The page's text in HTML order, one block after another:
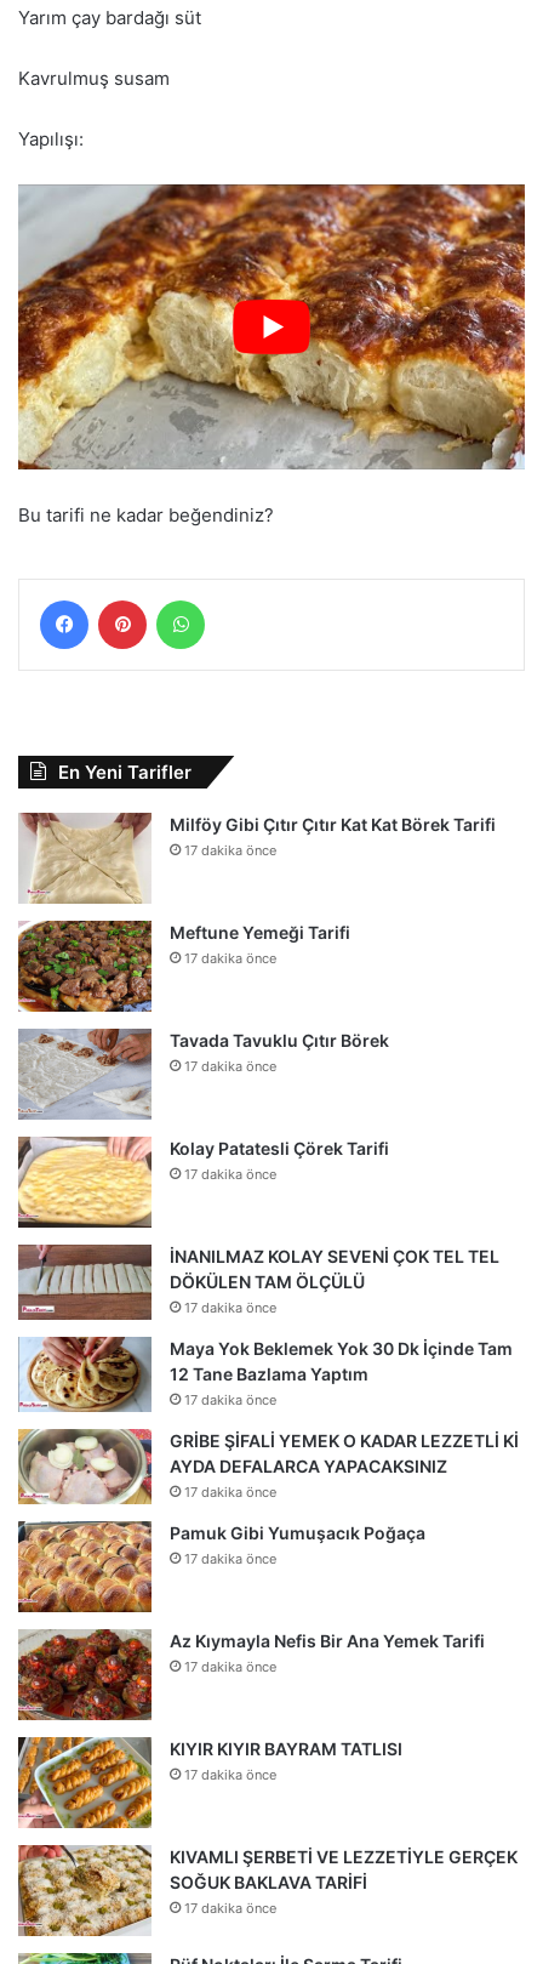
Yarım çay bardağı süt
Kavrulmuş susam
Yapılışı:
Bu tarifi ne kadar beğendiniz?
FacebookPinterest
En Yeni Tarifler
Milföy Gibi Çıtır Çıtır Kat Kat Börek Tarifi
17 dakika önce
Meftune Yemeği Tarifi
17 dakika önce
Tavada Tavuklu Çıtır Börek
17 dakika önce
Kolay Patatesli Çörek Tarifi
17 dakika önce
İNANILMAZ KOLAY SEVENİ ÇOK TEL TEL
DÖKÜLEN TAM ÖLÇÜLÜ
17 dakika önce
Maya Yok Beklemek Yok 30 Dk İçinde Tam
12 Tane Bazlama Yaptım
17 dakika önce
GRİBE ŞİFALİ YEMEK O KADAR LEZZETLİ Kİ
AYDA DEFALARCA YAPACAKSINIZ
17 dakika önce
Pamuk Gibi Yumuşacık Poğaça
17 dakika önce
Az Kıymayla Nefis Bir Ana Yemek Tarifi
17 dakika önce
KIYIR KIYIR BAYRAM TATLISI
17 dakika önce
KIVAMLI ŞERBETİ VE LEZZETİYLE GERÇEK
SOĞUK BAKLAVA TARİFİ
17 dakika önce